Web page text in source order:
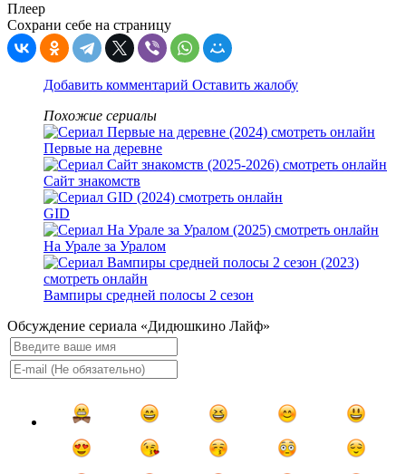
Плеер
Сохрани себе на страницу
Добавить комментарий Оставить жалобу
Похожие сериалы
Первые на деревне
Сайт знакомств
GID
На Урале за Уралом
Вампиры средней полосы 2 сезон
Обсуждение сериала «Дидюшкино Лайф»